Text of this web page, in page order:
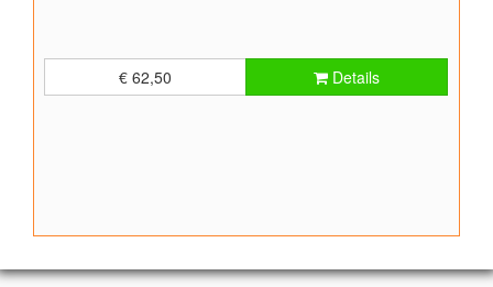
€ 62,50 Details